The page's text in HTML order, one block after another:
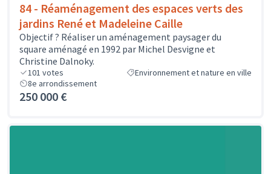
84 - Réaménagement des espaces verts des
jardins René et Madeleine Caille
Objectif ? Réaliser un aménagement paysager du
square aménagé en 1992 par Michel Desvigne et
Christine Dalnoky.
101 votes
Environnement et nature en ville
8e arrondissement
250 000 €